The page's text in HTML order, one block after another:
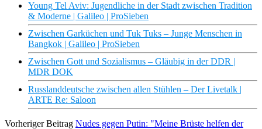
Young Tel Aviv: Jugendliche in der Stadt zwischen Tradition
& Moderne | Galileo | ProSieben
Zwischen Garküchen und Tuk Tuks – Junge Menschen in
Bangkok | Galileo | ProSieben
Zwischen Gott und Sozialismus – Gläubig in der DDR |
MDR DOK
Russlanddeutsche zwischen allen Stühlen – Der Livetalk |
ARTE Re: Saloon
Vorheriger Beitrag Nudes gegen Putin: "Meine Brüste helfen der